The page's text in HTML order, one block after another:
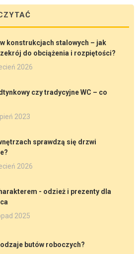
konstrukcjach stalowych – jak
do obciążenia i rozpiętości?
2026
czy tradycyjne WC – co
2023
sprawdzą się drzwi
2026
- odzież i prezenty dla
2025
butów roboczych?